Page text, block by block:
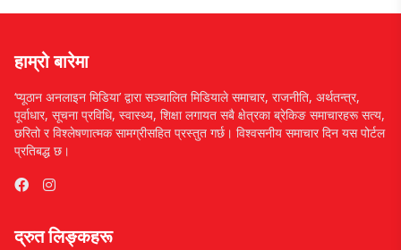
हाम्रो बारेमा
‘प्यूठान अनलाइन मिडिया’ द्वारा सञ्चालित मिडियाले समाचार, राजनीति, अर्थतन्त्र,
पूर्वाधार, सूचना प्रविधि, स्वास्थ्य, शिक्षा लगायत सबै क्षेत्रका ब्रेकिङ समाचारहरू सत्य,
छरितो र विश्लेषणात्मक सामग्रीसहित प्रस्तुत गर्छ। विश्वसनीय समाचार दिन यस पोर्टल
प्रतिबद्ध छ।
द्रुत लिङ्कहरू